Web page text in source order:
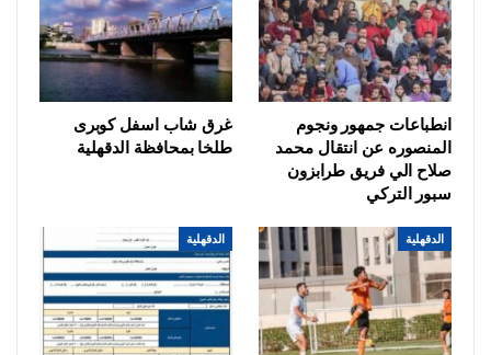
انطباعات جمهور ونجوم
المنصوره عن انتقال محمد
صلاح الي فريق طرابزون
سبور التركي
غرق شاب اسفل كوبرى
طلخا بمحافظة الدقهلية
الدقهلية الدقهلية